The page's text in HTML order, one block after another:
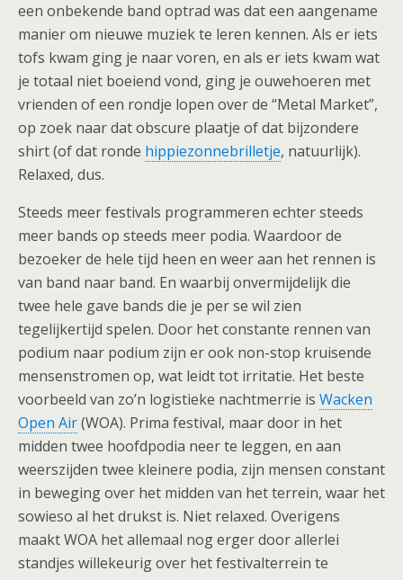
een onbekende band optrad was dat een aangename
manier om nieuwe muziek te leren kennen. Als er iets
tofs kwam ging je naar voren, en als er iets kwam wat
je totaal niet boeiend vond, ging je ouwehoeren met
vrienden of een rondje lopen over de “Metal Market”,
op zoek naar dat obscure plaatje of dat bijzondere
shirt (of dat ronde hippiezonnebrilletje, natuurlijk).
Relaxed, dus.
Steeds meer festivals programmeren echter steeds
meer bands op steeds meer podia. Waardoor de
bezoeker de hele tijd heen en weer aan het rennen is
van band naar band. En waarbij onvermijdelijk die
twee hele gave bands die je per se wil zien
tegelijkertijd spelen. Door het constante rennen van
podium naar podium zijn er ook non-stop kruisende
mensenstromen op, wat leidt tot irritatie. Het beste
voorbeeld van zo’n logistieke nachtmerrie is Wacken
Open Air(WOA). Prima festival, maar door in het
midden twee hoofdpodia neer te leggen, en aan
weerszijden twee kleinere podia, zijn mensen constant
in beweging over het midden van het terrein, waar het
sowieso al het drukst is. Niet relaxed. Overigens
maakt WOA het allemaal nog erger door allerlei
standjes willekeurig over het festivalterrein te